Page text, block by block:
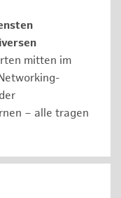
mitten im
– alle tragen